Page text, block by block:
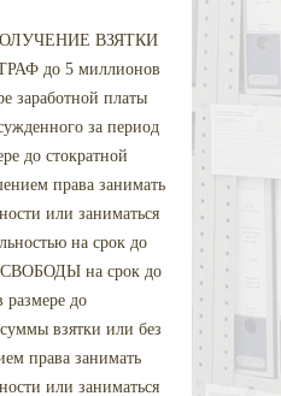
ВЗЯТКИ
до 5 миллионов
заработной платы
за период
до стократной
права занимать
или заниматься
на срок до
на срок до
размере до
взятки или без
права занимать
или заниматься